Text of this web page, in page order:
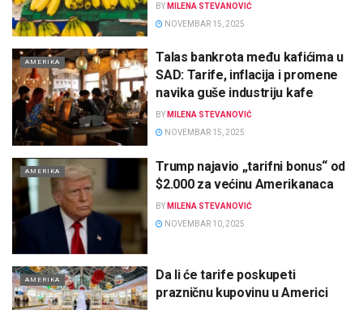
BY MILENA STEVANOVIĆ
NOVEMBAR 15, 2025
AMERIKA
Talas bankrota među kafićima u
SAD: Tarife, inflacija i promene
navika guše industriju kafe
BY MILENA STEVANOVIĆ
NOVEMBAR 15, 2025
AMERIKA
Trump najavio „tarifni bonus“ od
$2.000 za većinu Amerikanaca
BY MILENA STEVANOVIĆ
NOVEMBAR 10, 2025
AMERIKA
Da li će tarife poskupeti
prazničnu kupovinu u Americi